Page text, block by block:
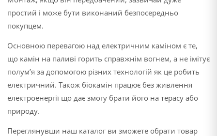
простий і може бути виконаний безпосередньо
покупцем.
Основною перевагою над електричним каміном є те,
що камін на паливі горить справжнім вогнем, а не імітує
полум’я за допомогою різних технологій як це робить
електричний. Також біокамін працює без живлення
електроенергії що дає змогу брати його на терасу або
природу.
Переглянувши наш каталог ви зможете обрати товар